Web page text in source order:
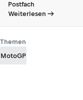
Postfach
Weiterlesen
Themen
MotoGP